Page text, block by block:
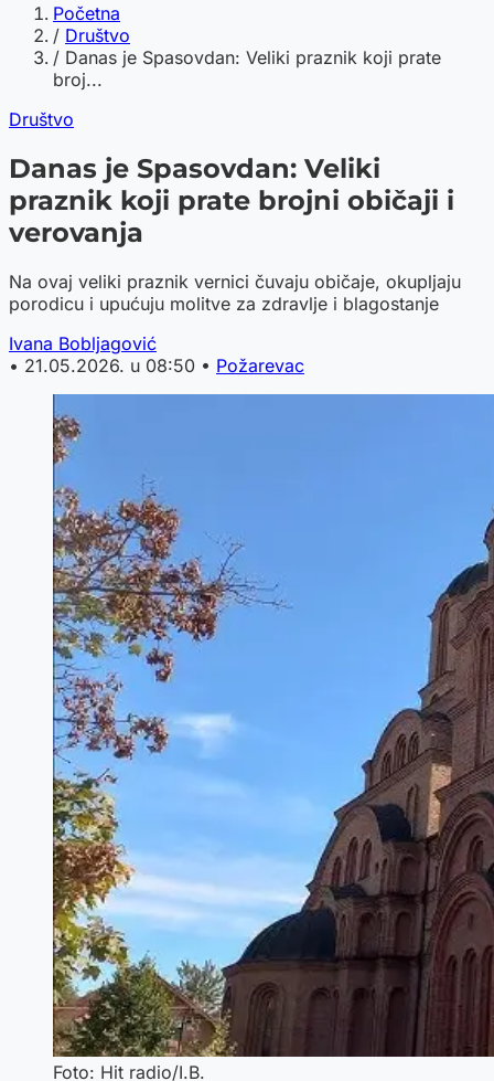
Početna
/ Društvo
/ Danas je Spasovdan: Veliki praznik koji prate
broj...
Društvo
Danas je Spasovdan: Veliki
praznik koji prate brojni običaji i
verovanja
Na ovaj veliki praznik vernici čuvaju običaje, okupljaju
porodicu i upućuju molitve za zdravlje i blagostanje
Ivana Bobljagović
• 21.05.2026. u 08:50 • Požarevac
Foto: Hit radio/I.B.